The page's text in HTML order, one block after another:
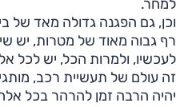
למחר.
וכן, גם הפגנה גדולה מאד של
רף גבוה מאוד של מטרות, יש
לעכשיו, ולמרות הכל, יש לכל
זה עולם של תעשיית רכב,
יהיה הרבה זמן להרהר בכל